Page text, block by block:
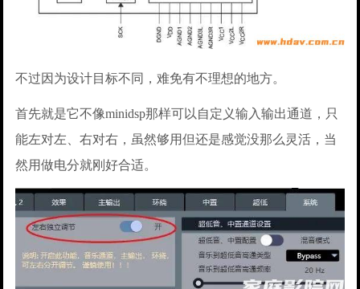
不过因为设计目标不同，难免有不理想的地方。
首先就是它不像minidsp那样可以自定义输入输出通道，只
能左对左、右对右，虽然够用但还是感觉没那么灵活，当
然用做电分就刚好合适。